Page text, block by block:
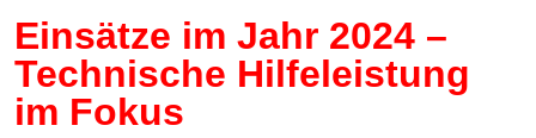
Einsätze im Jahr 2024 –
Technische Hilfeleistung
im Fokus